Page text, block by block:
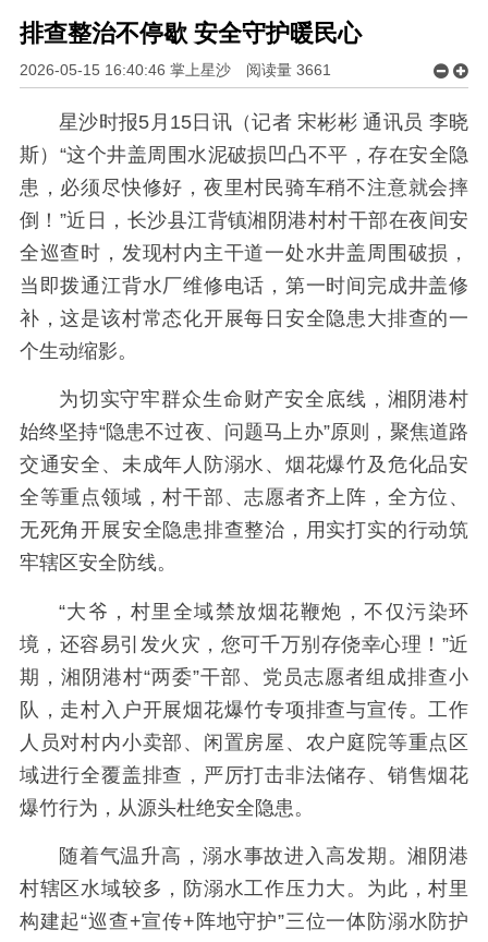
排查整治不停歇 安全守护暖民心
2026-05-15 16:40:46 掌上星沙 阅读量 3661
星沙时报5月15日讯（记者 宋彬彬 通讯员 李晓
斯）“这个井盖周围水泥破损凹凸不平，存在安全隐
患，必须尽快修好，夜里村民骑车稍不注意就会摔
倒！”近日，长沙县江背镇湘阴港村村干部在夜间安
全巡查时，发现村内主干道一处水井盖周围破损，
当即拨通江背水厂维修电话，第一时间完成井盖修
补，这是该村常态化开展每日安全隐患大排查的一
个生动缩影。
为切实守牢群众生命财产安全底线，湘阴港村
始终坚持“隐患不过夜、问题马上办”原则，聚焦道路
交通安全、未成年人防溺水、烟花爆竹及危化品安
全等重点领域，村干部、志愿者齐上阵，全方位、
无死角开展安全隐患排查整治，用实打实的行动筑
牢辖区安全防线。
“大爷，村里全域禁放烟花鞭炮，不仅污染环
境，还容易引发火灾，您可千万别存侥幸心理！”近
期，湘阴港村“两委”干部、党员志愿者组成排查小
队，走村入户开展烟花爆竹专项排查与宣传。工作
人员对村内小卖部、闲置房屋、农户庭院等重点区
域进行全覆盖排查，严厉打击非法储存、销售烟花
爆竹行为，从源头杜绝安全隐患。
随着气温升高，溺水事故进入高发期。湘阴港
村辖区水域较多，防溺水工作压力大。为此，村里
构建起“巡查+宣传+阵地守护”三位一体防溺水防护